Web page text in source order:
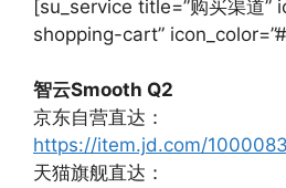
[su_service title=”购买渠道”
shopping-cart”
智云Smooth Q2
京东自营直达：
https://item.jd.com/
天猫旗舰直达：